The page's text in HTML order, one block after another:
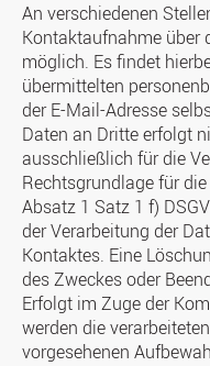
An verschiedenen
Kontaktaufnahme über
möglich. Es findet
übermittelten
der E-Mail-Adresse
Daten an Dritte erfolgt
ausschließlich für die
Rechtsgrundlage für
Absatz 1 Satz 1 f)
der Verarbeitung der
Kontaktes. Eine
des Zweckes oder
Erfolgt im Zuge der
werden die
vorgesehenen